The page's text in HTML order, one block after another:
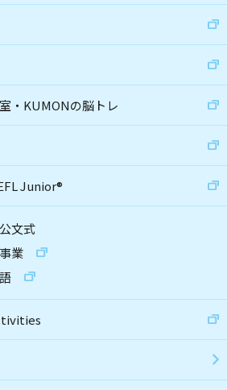
・KUMONの脳トレ
Junior®
文式
業